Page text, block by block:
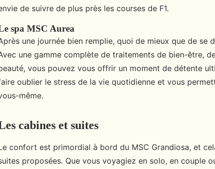
de suivre de plus près les courses de F1.
spa MSC Aurea
une journée bien remplie, quoi de mieux que de se
une gamme complète de traitements de bien-être,
vous pouvez vous offrir un moment de détente
oublier le stress de la vie quotidienne et vous
même.
cabines et suites
confort est primordial à bord du MSC Grandiosa, et
proposées. Que vous voyagiez en solo, en couple